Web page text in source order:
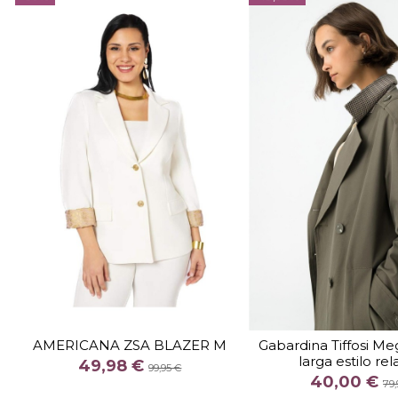
AMERICANA ZSA BLAZER M
49,98 €99,95 €
TALLA
COLOR
Gabardina Tiffosi
larga estilo
40,00 €
TALLA
COLOR